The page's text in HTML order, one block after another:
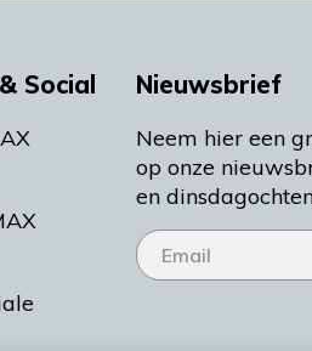
Social Nieuwsbrief
Neem hier een
op onze
en